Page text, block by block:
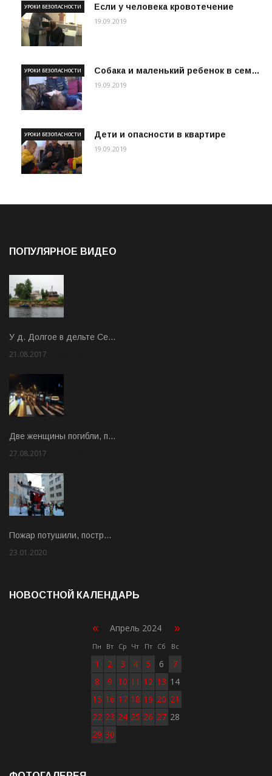
Если у человека кровотечение
УРОКИ БЕЗОПАСНОСТИ
19.09.2019
Собака и маленький ребенок в сем…
УРОКИ БЕЗОПАСНОСТИ
19.09.2019
Дети и опасности в квартире
УРОКИ БЕЗОПАСНОСТИ
19.09.2019
ПОПУЛЯРНОЕ ВИДЕО
У д. Долгое в дельте Се…
21.08.2017
Две женщины погибли, п…
27.08.2017
Пожар потушили, постр…
23.01.2020
НОВОСТНОЙ КАЛЕНДАРЬ
« Апрель 2024 »
Пн Вт Ср Чт Пт Сб Вс
1 2 3 4 5 6
7
8
9 10 11 12 13 14
15 16 17 18 19 20 21
22 23 24 25 26 27 28
29 30